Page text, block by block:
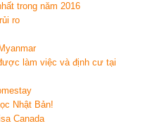
trong năm 2016
ro
làm việc và định cư tại
Nhật Bản!
Canada